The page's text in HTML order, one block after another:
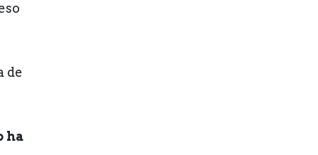
de
ha